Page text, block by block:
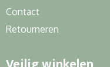
Contact
Retourneren